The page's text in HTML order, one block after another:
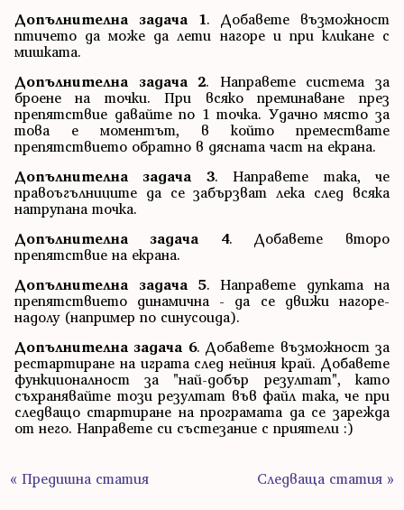
Допълнителна задача 1. Добавете възможност
птичето да може да лети нагоре и при кликане с
мишката.
Допълнителна задача 2. Направете система за
броене на точки. При всяко преминаване през
препятствие давайте по 1 точка. Удачно място за
това е моментът, в който премествате
препятствието обратно в дясната част на екрана.
Допълнителна задача 3. Направете така, че
правоъгълниците да се забързват лека след всяка
натрупана точка.
Допълнителна задача 4. Добавете второ
препятствие на екрана.
Допълнителна задача 5. Направете дупката на
препятствието динамична - да се движи нагоре-
надолу (например по синусоида).
Допълнителна задача 6. Добавете възможност за
рестартиране на играта след нейния край. Добавете
функционалност за "най-добър резултат", като
съхранявайте този резултат във файл така, че при
следващо стартиране на програмата да се зарежда
от него. Направете си състезание с приятели :)
« Предишна статия Следваща статия »